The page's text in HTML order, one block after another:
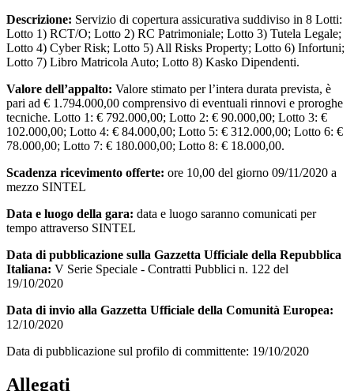
Descrizione: Servizio di copertura assicurativa suddiviso in 8 Lotti:
Lotto 1) RCT/O; Lotto 2) RC Patrimoniale; Lotto 3) Tutela Legale;
Lotto 4) Cyber Risk; Lotto 5) All Risks Property; Lotto 6) Infortuni;
Lotto 7) Libro Matricola Auto; Lotto 8) Kasko Dipendenti.
Valore dell’appalto: Valore stimato per l’intera durata prevista, è
pari ad € 1.794.000,00 comprensivo di eventuali rinnovi e proroghe
tecniche. Lotto 1: € 792.000,00; Lotto 2: € 90.000,00; Lotto 3: €
102.000,00; Lotto 4: € 84.000,00; Lotto 5: € 312.000,00; Lotto 6: €
78.000,00; Lotto 7: € 180.000,00; Lotto 8: € 18.000,00.
Scadenza ricevimento offerte: ore 10,00 del giorno 09/11/2020 a
mezzo SINTEL
Data e luogo della gara: data e luogo saranno comunicati per
tempo attraverso SINTEL
Data di pubblicazione sulla Gazzetta Ufficiale della Repubblica
Italiana: V Serie Speciale - Contratti Pubblici n. 122 del
19/10/2020
Data di invio alla Gazzetta Ufficiale della Comunità Europea:
12/10/2020
Data di pubblicazione sul profilo di committente: 19/10/2020
Allegati